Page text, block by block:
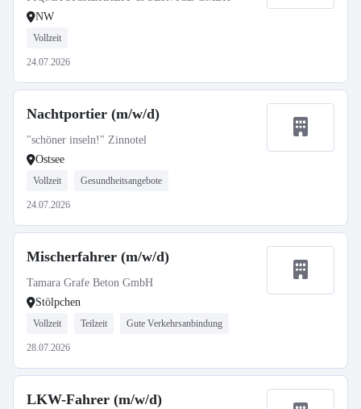
NW
Vollzeit
24.07.2026
Nachtportier (m/w/d)
"schöner inseln!" Zinnotel
Ostsee
Vollzeit Gesundheitsangebote
24.07.2026
Mischerfahrer (m/w/d)
Tamara Grafe Beton GmbH
Stölpchen
Vollzeit Teilzeit Gute Verkehrsanbindung
28.07.2026
LKW-Fahrer (m/w/d)